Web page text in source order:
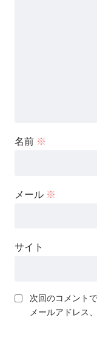
名前 ※
メール ※
サイト
次回のコメント
メールアドレス